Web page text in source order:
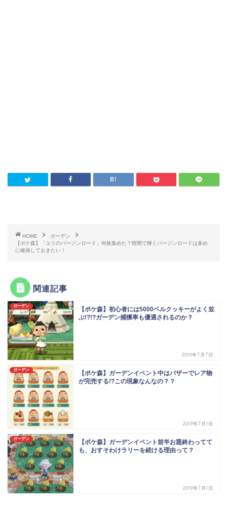
HOME
ガーデン
【ポケ森】「ユリのバージンロード」何枚集めた？暗闇で輝くバージンロードは多め
に確保しておきたい！
関連記事
ガーデン
【ポケ森】初心者には5000ベルクッキーがよく並
ぶ!?!?ガーデン捕獲率も優遇されるのか？
2019年7月7日
ガーデン
【ポケ森】ガーデンイベント中はバザーでレア物
が完売する!?この現象なんなの？？
2019年7月1日
ガーデン
【ポケ森】ガーデンイベント前半お題終わってて
も、おすそわけラリーを続ける理由って？
2019年7月1日